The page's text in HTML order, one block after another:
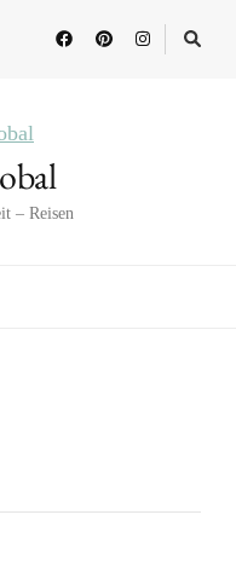
– Reisen